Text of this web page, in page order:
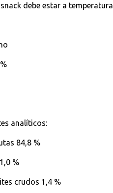
debe estar a
analíticos:
84,8 %
%
crudos 1,4 %